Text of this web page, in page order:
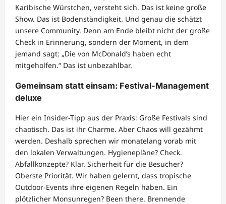
Karibische Würstchen, versteht sich. Das ist keine große
Show. Das ist Bodenständigkeit. Und genau die schätzt
unsere Community. Denn am Ende bleibt nicht der große
Check in Erinnerung, sondern der Moment, in dem
jemand sagt: „Die von McDonald’s haben echt
mitgeholfen.“ Das ist unbezahlbar.
Gemeinsam statt einsam: Festival-Management
deluxe
Hier ein Insider-Tipp aus der Praxis: Große Festivals sind
chaotisch. Das ist ihr Charme. Aber Chaos will gezähmt
werden. Deshalb sprechen wir monatelang vorab mit
den lokalen Verwaltungen. Hygienepläne? Check.
Abfallkonzepte? Klar. Sicherheit für die Besucher?
Oberste Priorität. Wir haben gelernt, dass tropische
Outdoor-Events ihre eigenen Regeln haben. Ein
plötzlicher Monsunregen? Been there. Brennende